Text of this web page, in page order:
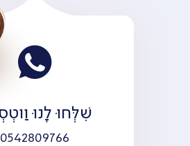
שִׁלְּחוּ לָנוּ
0542809766